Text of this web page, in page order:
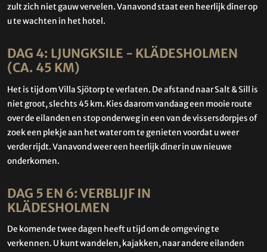
zult zich niet gauw vervelen. Vanavond staat een heerlijk diner op
u te wachten in het hotel.
DAG 4: LJUNGKSILE - KLÄDESHOLMEN
(CA. 45 KM)
Het is tijd om Villa Sjötorp te verlaten. De afstand naar Salt & Sill is
niet groot, slechts 45 km. Kies daarom vandaag een mooie route
over de eilanden en stop onderweg in een van de vissersdorpjes of
zoek een plekje aan het water om te genieten voordat u weer
verder rijdt. Vanavond weer een heerlijk diner in uw nieuwe
onderkomen.
DAG 5 EN 6: VERBLIJF IN
KLÄDESHOLMEN
De komende twee dagen heeft u tijd om de omgeving te
verkennen. U kunt wandelen, kajakken, naar andere eilanden